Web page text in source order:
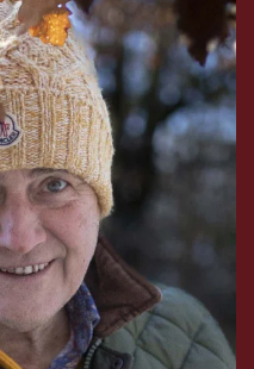
lui, une entreprise qui
envers la